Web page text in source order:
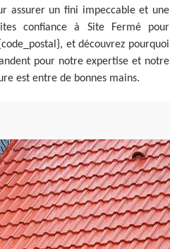
assurer un fini impeccable et une
confiance à Site Fermé pour
et découvrez pourquoi
pour notre expertise et notre
est entre de bonnes mains.